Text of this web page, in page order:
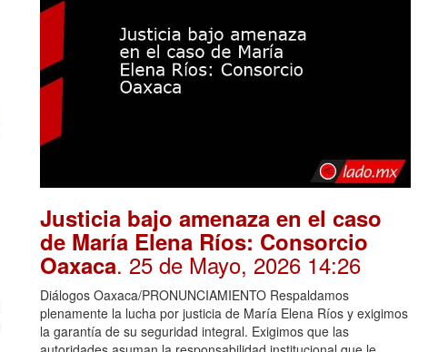
Justicia bajo amenaza en el caso
de María Elena Ríos: Consorcio
Oaxaca. 25 de Mayo, 2026 14:26
Diálogos Oaxaca/PRONUNCIAMIENTO Respaldamos
plenamente la lucha por justicia de María Elena Ríos y exigimos
la garantía de su seguridad integral. Exigimos que las